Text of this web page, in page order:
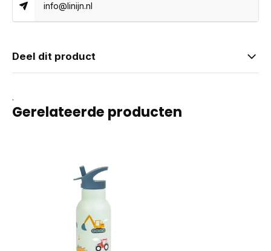
info@linijn.nl
Deel dit product
.
Gerelateerde producten